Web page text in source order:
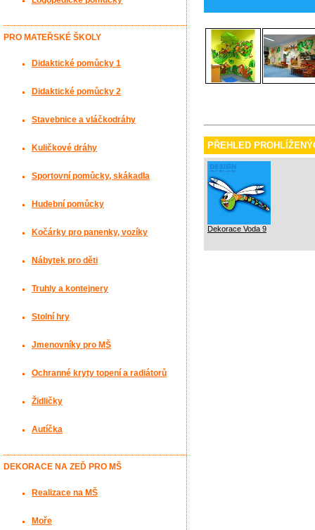
PŘEHLED
Dekorace Voda 9
PRO MATEŘSKÉ ŠKOLY
Didaktické pomůcky 1
Didaktické pomůcky 2
Stavebnice a vláčkodráhy
Kuličkové dráhy
Sportovní pomůcky, skákadla
Hudební pomůcky
Kočárky pro panenky, vozíky
Nábytek pro děti
Truhly a kontejnery
Stolní hry
Jmenovníky pro MŠ
Ochranné kryty topení a radiátorů
Židličky
Autíčka
DEKORACE NA ZEĎ PRO MŠ
Realizace na MŠ
Moře